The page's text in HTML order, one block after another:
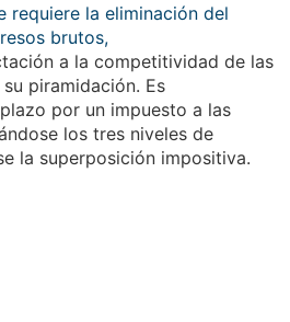
requiere la eliminación del
brutos,
a la competitividad de las
piramidación. Es
por un impuesto a las
los tres niveles de
la superposición impositiva.